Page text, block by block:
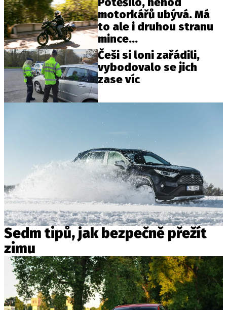
motorkářů ubývá. Má
to ale i druhou stranu
mince...
Češi si loni zařádili,
vybodovalo se jich
zase víc
Sedm tipů, jak bezpečně přežít
zimu